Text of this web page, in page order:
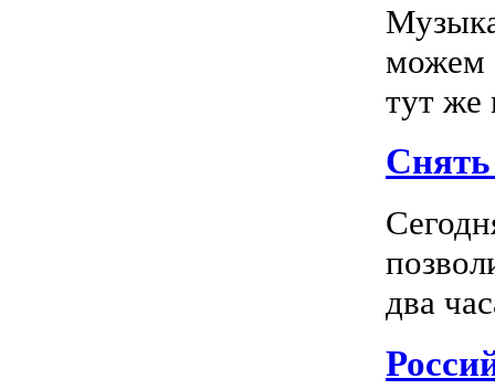
можем
тут же
Снять
два